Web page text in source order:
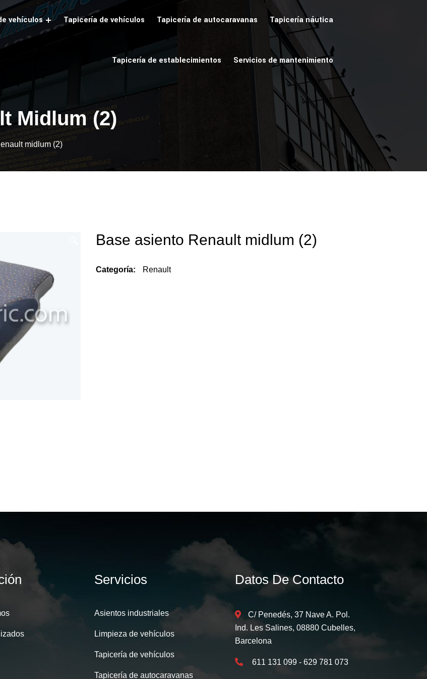
vehículos Tapicería de vehículos Tapicería de autocaravanas Tapicería náutica
Tapicería de establecimientos Servicios de mantenimiento
Midlum (2)
midlum (2)
Base asiento Renault midlum (2)
Categoría: Renault
Servicios
Asientos industriales
Limpieza de vehículos
Tapicería de vehículos
Tapicería de autocaravanas
Datos De Contacto
C/ Penedés, 37 Nave A. Pol.
Ind. Les Salines, 08880 Cubelles,
Barcelona
611 131 099 - 629 781 073